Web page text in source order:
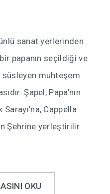
sanat yerlerinden
papanın seçildiği ve
süsleyen muhteşem
Şapel, Papa’nın
Cappella
Şehrine yerleştirilir.
OKU